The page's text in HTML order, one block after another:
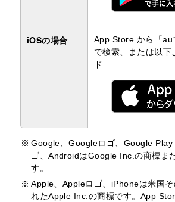
iOSの場合
App Store から「au
で検索、または以下
ド
Google、Googleロゴ、Google Play
ゴ、AndroidはGoogle Inc.の商標ま
す。
Apple、Appleロゴ、iPhoneは米国そ
れたApple Inc.の商標です。App